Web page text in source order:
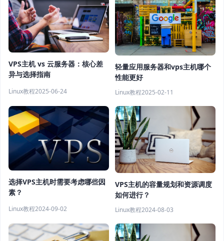
VPS主机 vs 云服务器：核心差
异与选择指南
Linux教程2025-06-24
轻量应用服务器和vps主机哪个
性能更好
Linux教程2025-02-11
选择VPS主机时需要考虑哪些因
素？
Linux教程2024-09-02
VPS主机的容量规划和资源调度
如何进行？
Linux教程2024-08-03